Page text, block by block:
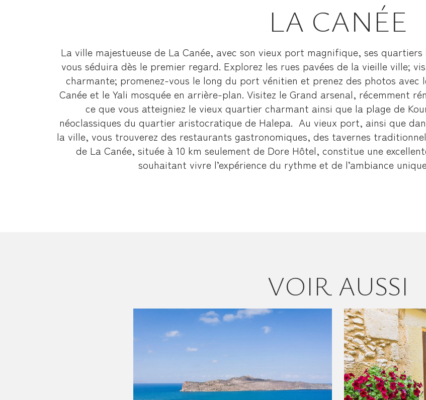
LA CANÉE
La ville majestueuse de La Canée, avec son vieux port magnifique, ses
vous séduira dès le premier regard. Explorez les rues pavées de la vieille ville;
charmante; promenez-vous le long du port vénitien et prenez des photos avec
Canée et le Yali mosquée en arrière-plan. Visitez le Grand arsenal, récemment
ce que vous atteigniez le vieux quartier charmant ainsi que la plage de
néoclassiques du quartier aristocratique de Halepa. Au vieux port, ainsi que
la ville, vous trouverez des restaurants gastronomiques, des tavernes
de La Canée, située à 10 km seulement de Dore Hôtel, constitue une
souhaitant vivre l’expérience du rythme et de l’ambiance
VOIR AUSSI